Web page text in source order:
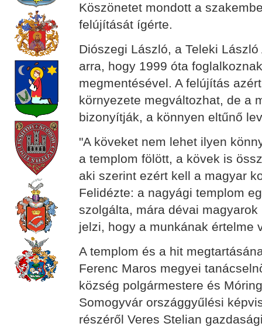
Köszönetet mondott a
felújítását ígérte.
Diószegi László, a Teleki
arra, hogy 1999 óta
megmentésével. A felújítás
környezete megváltozhat, de a
bizonyítják, a könnyen eltűnő
"A köveket nem lehet ilyen
a templom fölött, a kövek is
aki szerint ezért kell a magyar
Felidézte: a nagyági templom
szolgálta, mára dévai
jelzi, hogy a munkának értelme
A templom és a hit
Ferenc Maros megyei
község polgármestere és
Somogyvár országgyűlési
részéről Veres Stelian